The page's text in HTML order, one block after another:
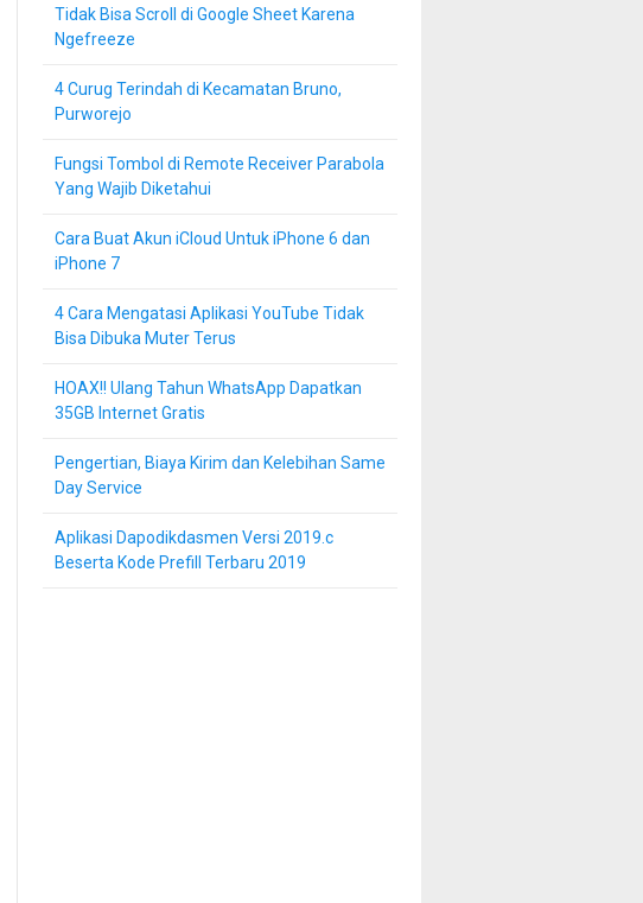
Tidak Bisa Scroll di Google Sheet Karena
Ngefreeze
4 Curug Terindah di Kecamatan Bruno,
Purworejo
Fungsi Tombol di Remote Receiver Parabola
Yang Wajib Diketahui
Cara Buat Akun iCloud Untuk iPhone 6 dan
iPhone 7
4 Cara Mengatasi Aplikasi YouTube Tidak
Bisa Dibuka Muter Terus
HOAX!! Ulang Tahun WhatsApp Dapatkan
35GB Internet Gratis
Pengertian, Biaya Kirim dan Kelebihan Same
Day Service
Aplikasi Dapodikdasmen Versi 2019.c
Beserta Kode Prefill Terbaru 2019